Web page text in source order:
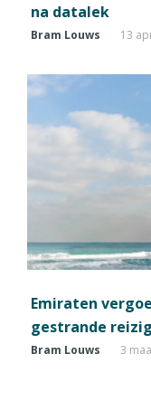
na datalek
Bram Louws 13
Emiraten
gestrande
Bram Louws 3